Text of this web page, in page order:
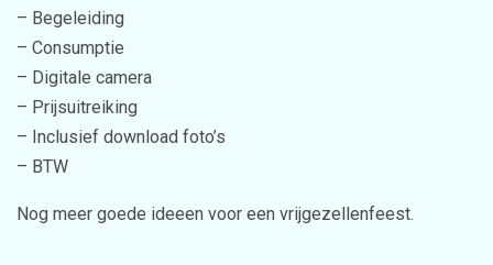
– Begeleiding
– Consumptie
– Digitale camera
– Prijsuitreiking
– Inclusief download foto’s
– BTW
Nog meer goede ideeen voor een vrijgezellenfeest.